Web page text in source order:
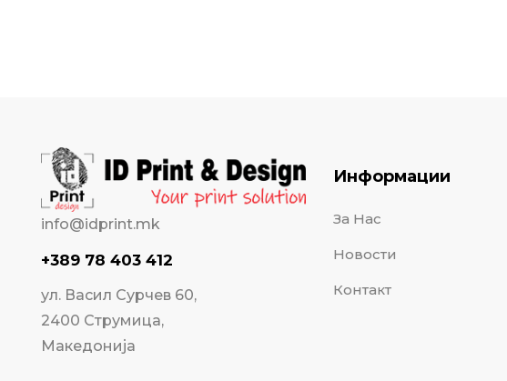
info@idprint.mk
+389 78 403 412
ул. Васил Сурчев 60,
2400 Струмица,
Македонија
Информации
За Нас
Новости
Контакт